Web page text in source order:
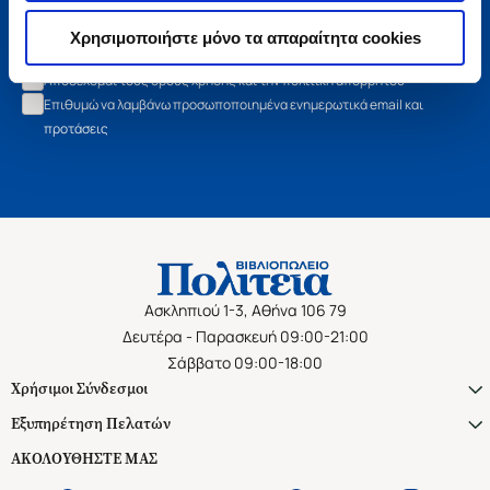
Χρησιμοποιήστε μόνο τα απαραίτητα cookies
Αποδέχομαι τους όρους χρήσης και την πολιτική απορρήτου
Επιθυμώ να λαμβάνω προσωποποιημένα ενημερωτικά email και
προτάσεις
Ασκληπιού 1-3, Αθήνα 106 79
Δευτέρα - Παρασκευή 09:00-21:00
Σάββατο 09:00-18:00
Χρήσιμοι Σύνδεσμοι
Εξυπηρέτηση Πελατών
ΑΚΟΛΟΥΘΗΣΤΕ ΜΑΣ